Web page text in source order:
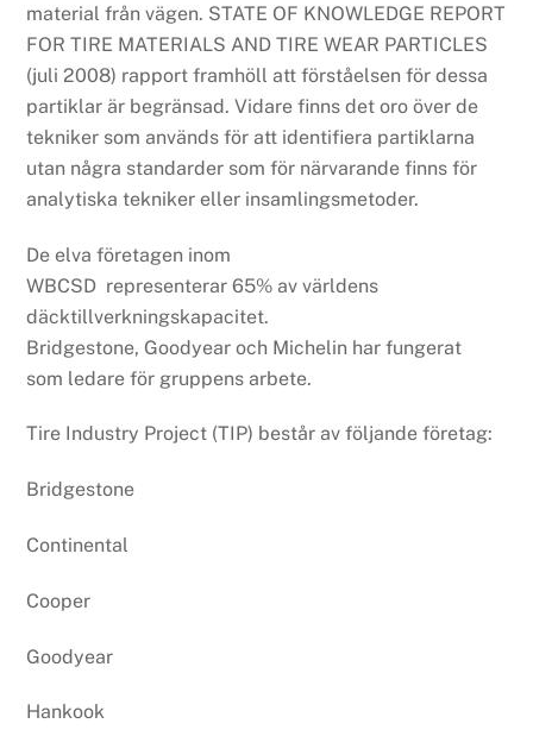
material från vägen. STATE OF KNOWLEDGE REPORT
FOR TIRE MATERIALS AND TIRE WEAR PARTICLES
(juli 2008) rapport framhöll att förståelsen för dessa
partiklar är begränsad. Vidare finns det oro över de
tekniker som används för att identifiera partiklarna
utan några standarder som för närvarande finns för
analytiska tekniker eller insamlingsmetoder.
De elva företagen inom
WBCSD representerar 65% av världens
däcktillverkningskapacitet.
Bridgestone, Goodyear och Michelin har fungerat
som ledare för gruppens arbete.
Tire Industry Project (TIP) består av följande företag:
Bridgestone
Continental
Cooper
Goodyear
Hankook